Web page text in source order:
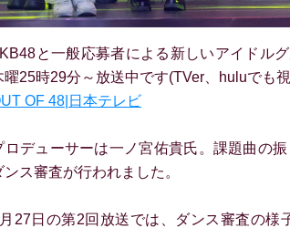
と一般応募者による新しいアイドル
曜25時29分～放送中です(TVer、huluでも視
OF 48|日本テレビ
デューサーは一ノ宮佑貴氏。課題曲の
ンス審査が行われました。
27日の第2回放送では、ダンス審査の様